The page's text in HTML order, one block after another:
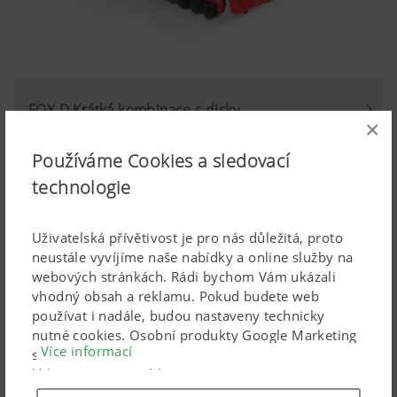
×
Používáme Cookies a sledovací
technologie
Uživatelská přívětivost je pro nás důležitá, proto
neustále vyvíjíme naše nabídky a online služby na
webových stránkách. Rádi bychom Vám ukázali
vhodný obsah a reklamu. Pokud budete web
používat i nadále, budou nastaveny technicky
nutné cookies. Osobní produkty Google Marketing
se používají, pouze pokud dáte svůj úplný souhlas
kliknutím na („souhlasit se vším“). Pomocí
uvedených zaškrtávacích políček můžete také
Více informací
FOX D Krátká kombinace s disky